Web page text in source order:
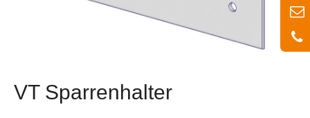
VT Sparrenhalter